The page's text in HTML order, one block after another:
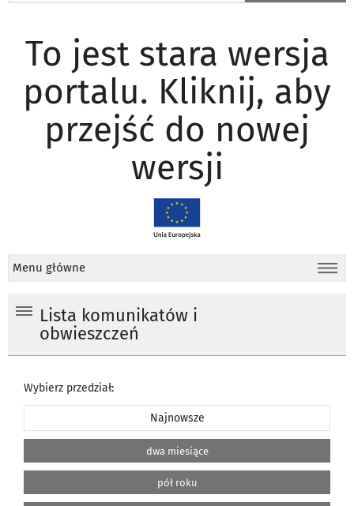
To jest stara wersja
portalu. Kliknij, aby
przejść do nowej
wersji
Menu główne
Lista komunikatów i
obwieszczeń
Wybierz przedział:
Najnowsze
dwa miesiące
pół roku